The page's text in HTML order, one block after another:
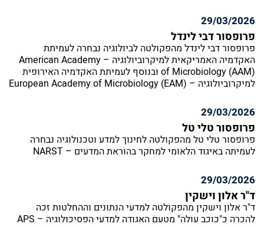
29/03/2026
פרופסור דבי לינדל
פרופסור דבי לינדל מהפקולטה לביולוגיה נבחרה לעמיתת
האקדמיה האמריקאית למיקרוביולוגיה – American Academy
of Microbiology (AAM) ובנוסף לעמיתת האקדמיה האירופית
למיקרוביולוגיה – European Academy of Microbiology (EAM)
29/03/2026
פרופסור טלי טל
פרופסור טלי טל מהפקולטה לחינוך למדע וטכנולוגיה נבחרה
לעמיתה באיגוד הלאומי למחקר בהוראת המדעים – NARST
29/03/2026
ד"ר אלון וישקין
ד"ר אלון וישקין מהפקולטה למדעי הנתונים וההחלטות זכה
להכרה כ"כוכב עולה" מטעם האגודה למדעי הפסיכולוגיה – APS